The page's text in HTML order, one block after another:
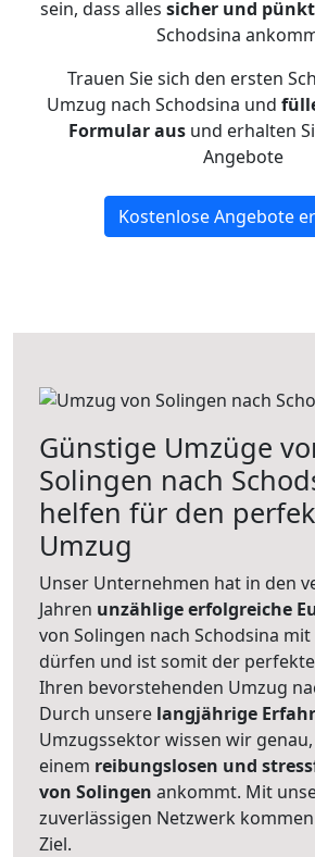
sein, dass alles sicher und
Schodsina
Trauen Sie sich den ersten
Umzug nach Schodsina und
Formular ausund erhalten
Angebote
Kostenlose Angebote
Günstige Umzüge
Solingen nach
helfen für den
Umzug
Unser Unternehmen hat in den
Jahren unzählige erfolgreiche
von Solingen nach Schodsina
dürfen und ist somit der
Ihren bevorstehenden Umzug
Durch unsere langjährige
Umzugssektor wissen wir
einem reibungslosen und
von Solingen ankommt. Mit
zuverlässigen Netzwerk
Ziel.